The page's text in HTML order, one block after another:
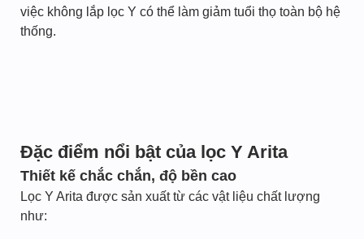
việc không lắp lọc Y có thể làm giảm tuổi thọ toàn bộ hệ
thống.
Đặc điểm nổi bật của lọc Y Arita
Thiết kế chắc chắn, độ bền cao
Lọc Y Arita được sản xuất từ các vật liệu chất lượng
như: